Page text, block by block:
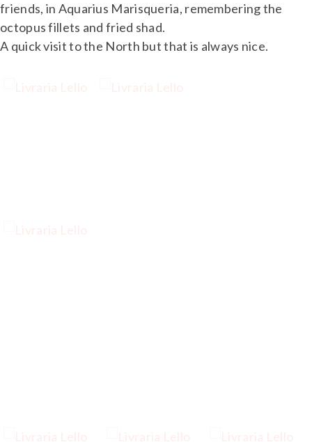
friends, in Aquarius Marisqueria, remembering the
octopus fillets and fried shad.
A quick visit to the North but that is always nice.